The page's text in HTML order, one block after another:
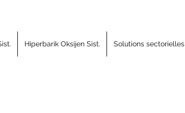
Hiperbarik Oksijen Sist. Solutions sectorielles